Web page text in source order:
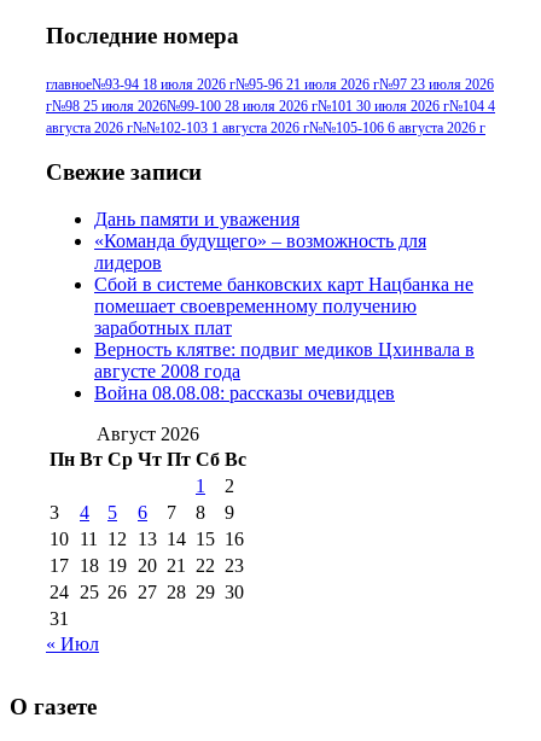
июля 2017 г(11)№96 9 августа 2012
г(13) №96 28 июля 2015 г(9) №96+97 3
июля 2014 г(10)№96+97 30 июля
июля 2017 г
2012 г(15)№97 30 июля 2015 г
(15)№98 1 августа 2015 г
августа 2016 г(10)№98 5 июля 2014 г(10)
№98 8 августа 2013 г
августа 2012 г(14)
2017 г(9)
№99 4 августа
2016 г(12) №99 8 июля 2014 г
августа 2012 г(11)
августа 2013 г
(12)
Последние номера
главное№93-94 18 июля 2026 г№95-96 21 июля 2026 г№97 23 июля 2026
г№98 25 июля 2026№99-100 28 июля 2026 г№101 30 июля 2026 г№104 4
августа 2026 г№№102-103 1 августа 2026 г№№105-106 6 августа 2026 г
Свежие записи
Дань памяти и уважения
«Команда будущего» – возможность для
лидеров
Сбой в системе банковских карт Нацбанка не
помешает своевременному получению
заработных плат
Верность клятве: подвиг медиков Цхинвала в
августе 2008 года
Война 08.08.08: рассказы очевидцев
Август 2026
Пн Вт Ср Чт Пт Сб Вс
1
2
3
4 5 6 7 8
9
10 11 12 13 14 15 16
17 18 19 20 21 22 23
24 25 26 27 28 29 30
31
« Июл
О газете